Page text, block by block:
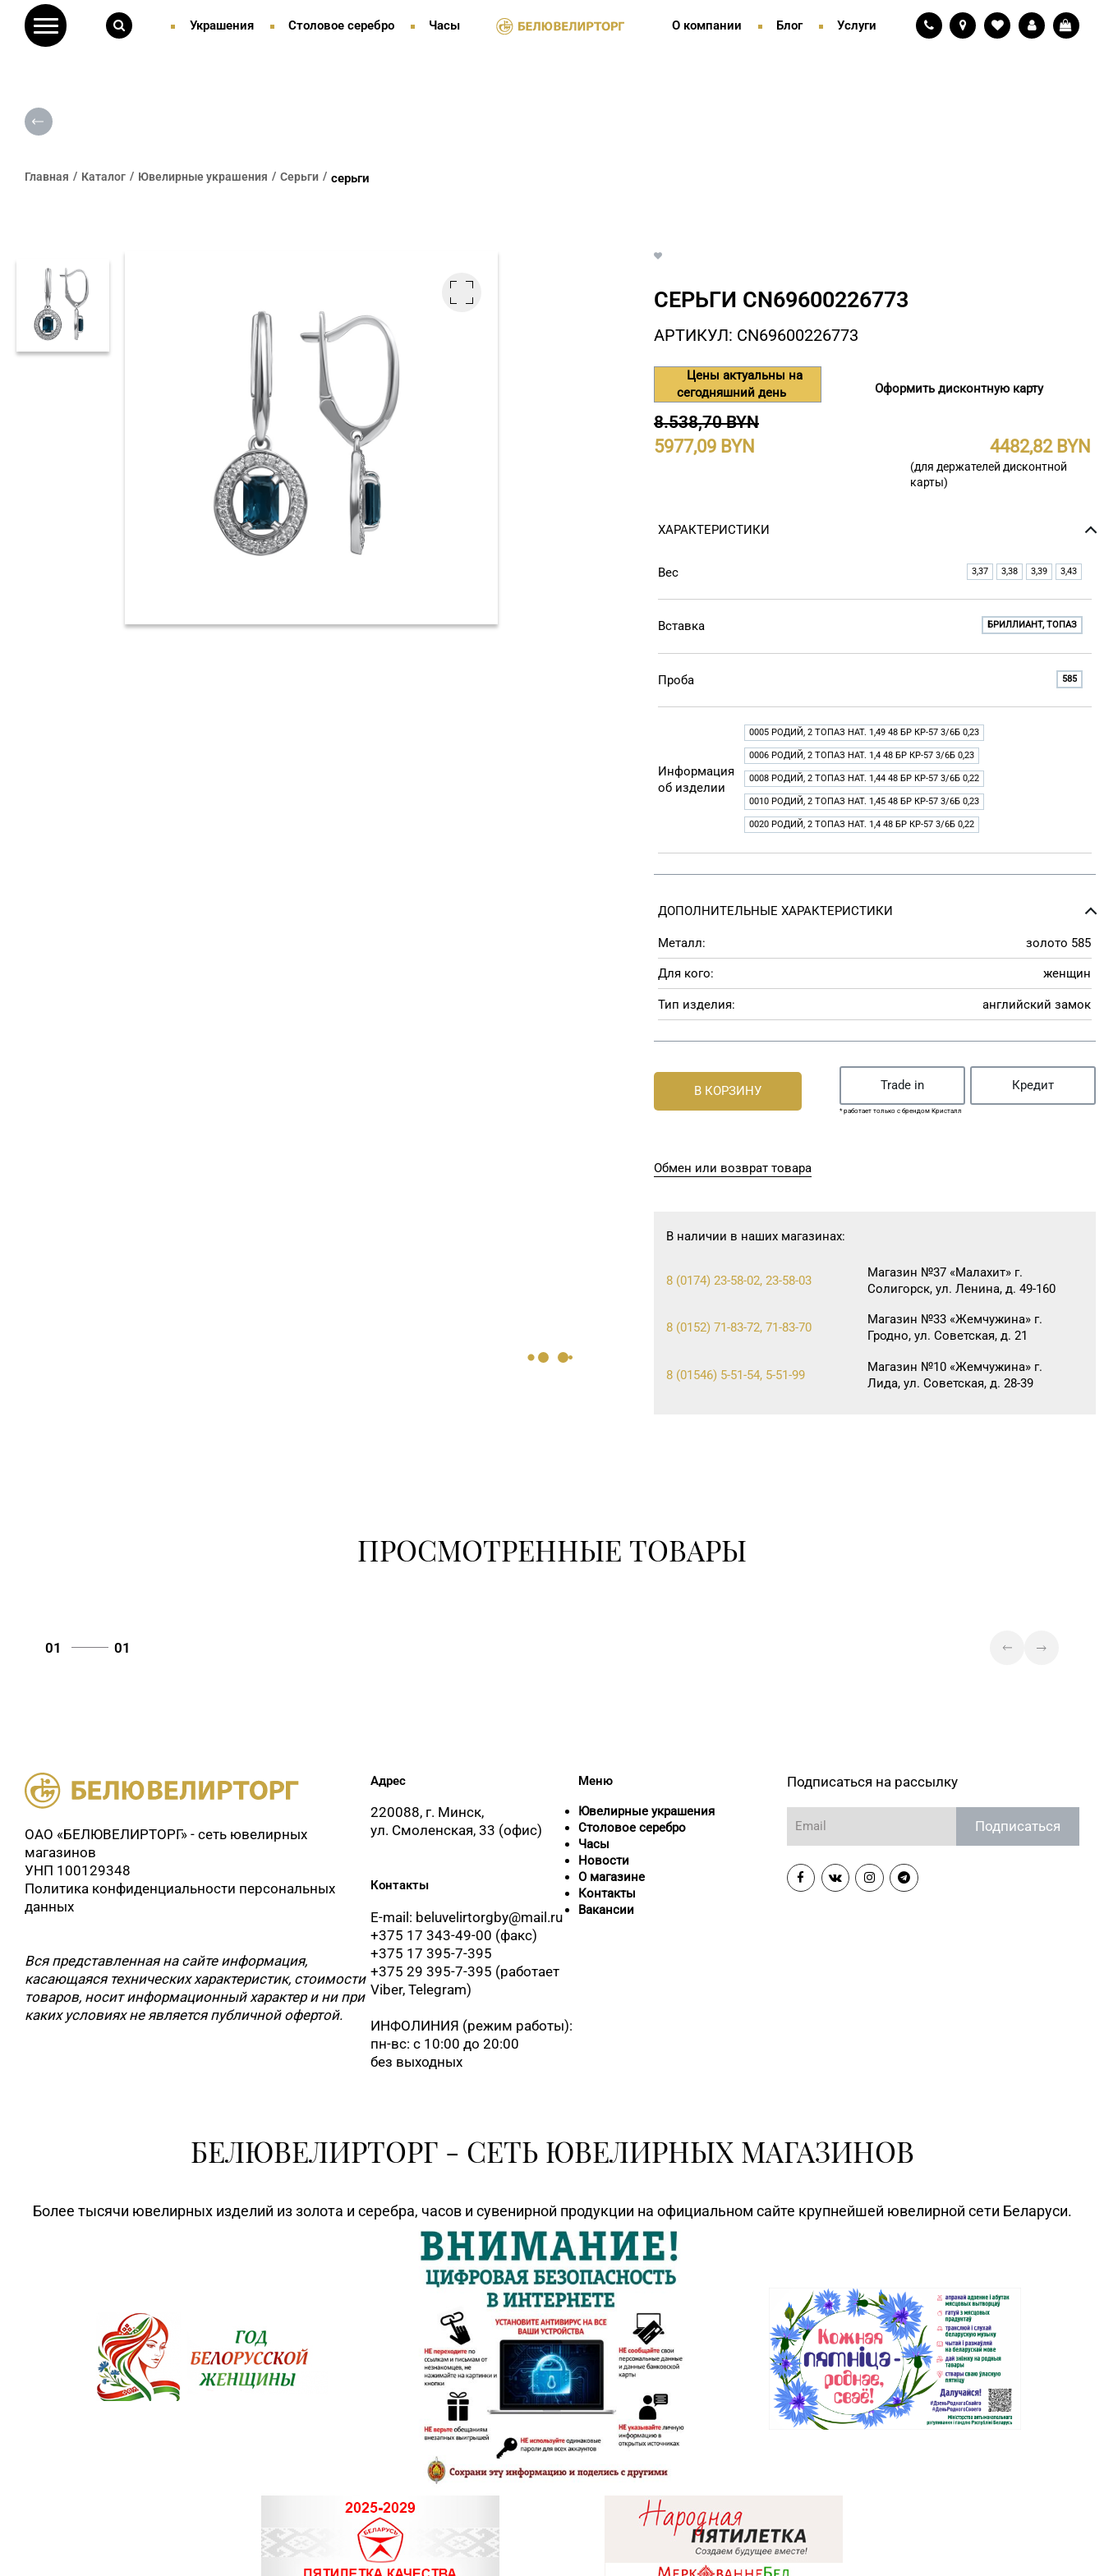
Украшения Столовое серебро Часы О компании Блог Услуги
Главная Каталог Ювелирные украшения Серьги серьги
СЕРЬГИ СN69600226773
АРТИКУЛ: СN69600226773
Цены актуальны на
сегодняшний день
Оформить дисконтную карту
8.538,70 BYN
5977,09 4482,82
(для держателей дисконтной
карты)
ХАРАКТЕРИСТИКИ
Вес 3,37 3,38 3,39 3,43
Вставка БРИЛЛИАНТ, ТОПАЗ
Проба 585
Информация
об изделии
0005 РОДИЙ, 2 ТОПАЗ НАТ. 1,49 48 БР КР-57 3/6Б 0,23
0006 РОДИЙ, 2 ТОПАЗ НАТ. 1,4 48 БР КР-57 3/6Б 0,23
0008 РОДИЙ, 2 ТОПАЗ НАТ. 1,44 48 БР КР-57 3/6Б 0,22
0010 РОДИЙ, 2 ТОПАЗ НАТ. 1,45 48 БР КР-57 3/6Б 0,23
0020 РОДИЙ, 2 ТОПАЗ НАТ. 1,4 48 БР КР-57 3/6Б 0,22
ДОПОЛНИТЕЛЬНЫЕ ХАРАКТЕРИСТИКИ
Металл: золото 585
Для кого: женщин
Тип изделия: английский замок
В КОРЗИНУ Trade in Кредит
* работает только с брендом Кристалл
Обмен или возврат товара
В наличии в наших магазинах:
8 (0174) 23-58-02, 23-58-03
Магазин №37 «Малахит» г.
Солигорск, ул. Ленина, д. 49-160
8 (0152) 71-83-72, 71-83-70
Магазин №33 «Жемчужина» г.
Гродно, ул. Советская, д. 21
8 (01546) 5-51-54, 5-51-99
Магазин №10 «Жемчужина» г.
Лида, ул. Советская, д. 28-39
ПРОСМОТРЕННЫЕ ТОВАРЫ
01 01
ОАО «БЕЛЮВЕЛИРТОРГ» - сеть ювелирных
магазинов
УНП 100129348
Политика конфиденциальности персональных
данных
Вся представленная на сайте информация,
касающаяся технических характеристик, стоимости
товаров, носит информационный характер и ни при
каких условиях не является публичной офертой.
Адрес
220088, г. Минск,
ул. Смоленская, 33 (офис)
Контакты
E-mail: beluvelirtorgby@mail.ru
+375 17 343-49-00 (факс)
+375 17 395-7-395
+375 29 395-7-395 (работает
Viber, Telegram)
ИНФОЛИНИЯ (режим работы):
пн-вс: с 10:00 до 20:00
без выходных
Меню
Ювелирные украшения
Столовое серебро
Часы
Новости
О магазине
Контакты
Вакансии
Подписаться на рассылку
Подписаться
БЕЛЮВЕЛИРТОРГ - СЕТЬ ЮВЕЛИРНЫХ МАГАЗИНОВ
Более тысячи ювелирных изделий из золота и серебра, часов и сувенирной продукции на официальном сайте крупнейшей ювелирной сети Беларуси.